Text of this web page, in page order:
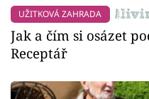
UŽITKOVÁ ZAHRADA
Jak a čím si osázet
Receptář